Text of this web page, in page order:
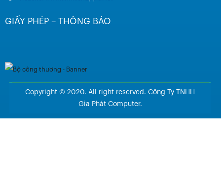
GIẤY PHÉP – THÔNG BÁO
Copyright © 2020. All right reserved. Công Ty TNHH
Gia Phát Computer.